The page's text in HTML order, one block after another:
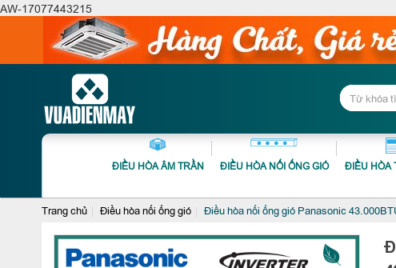
AW-17077443215
ĐIỀU HÒA ÂM TRẦN ĐIỀU HÒA NỐI ỐNG GIÓ ĐIỀU HÒA
Trang chủ Điều hòa nối ống gió Điều hòa nối ống gió Panasonic